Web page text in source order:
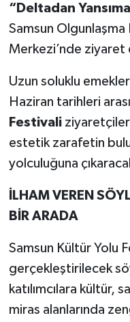
“Deltadan
Samsun
Merkezi’nde
Uzun soluklu
Haziran tarihleri
Festivali
estetik zarafetin
yolculuğuna
İLHAM VEREN
BİR ARADA
Samsun Kültür Yolu
gerçekleştirilecek
katılımcılara kültür,
miras alanlarında